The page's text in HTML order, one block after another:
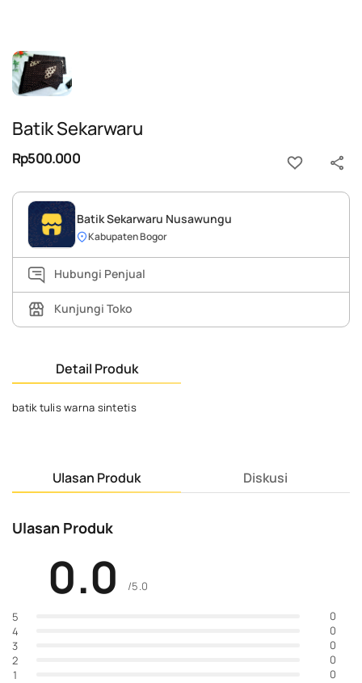
Batik Sekarwaru
Rp500.000
Batik Sekarwaru Nusawungu
Kabupaten Bogor
Hubungi Penjual
Kunjungi Toko
Detail Produk
batik tulis warna sintetis
Ulasan Produk Diskusi
Ulasan Produk
0.0 /5.0
5
0
4
0
3
0
2
0
1
0